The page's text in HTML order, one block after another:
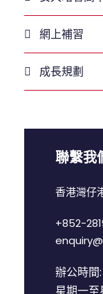
網上補習
成長規劃
聯繫我
香港灣仔
+852-
辦公時間:
星期一